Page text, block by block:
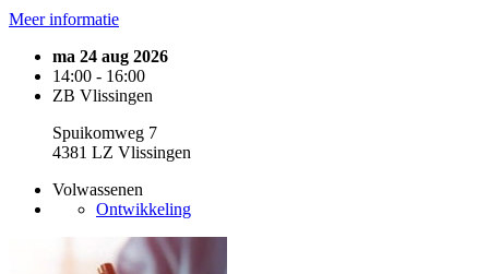
Meer informatie
ma 24 aug 2026
14:00 - 16:00
ZB Vlissingen
Spuikomweg 7
4381 LZ Vlissingen
Volwassenen
Ontwikkeling